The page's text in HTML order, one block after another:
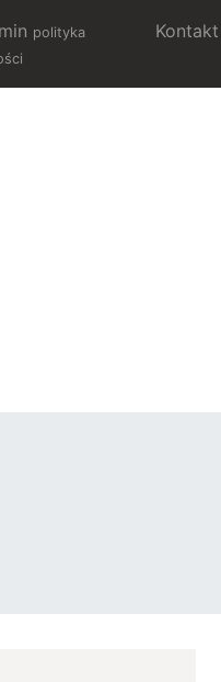
polityka
Kontakt